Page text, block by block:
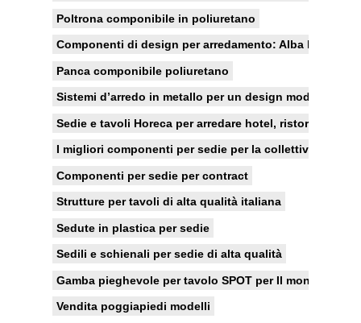
Poltrona componibile in poliuretano
Componenti di design per arredamento: Alba li realizza
Panca componibile poliuretano
Sistemi d’arredo in metallo per un design moderno
Sedie e tavoli Horeca per arredare hotel, ristoranti e bar
I migliori componenti per sedie per la collettività
Componenti per sedie per contract
Strutture per tavoli di alta qualità italiana
Sedute in plastica per sedie
Sedili e schienali per sedie di alta qualità
Gamba pieghevole per tavolo SPOT per Il mondo del
Vendita poggiapiedi modelli